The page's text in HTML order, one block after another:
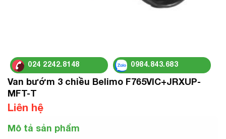
024 2242.8148 0984.843.683
Van bướm 3 chiều Belimo F765VIC+JRXUP-
MFT-T
Liên hệ
Mô tả sản phẩm